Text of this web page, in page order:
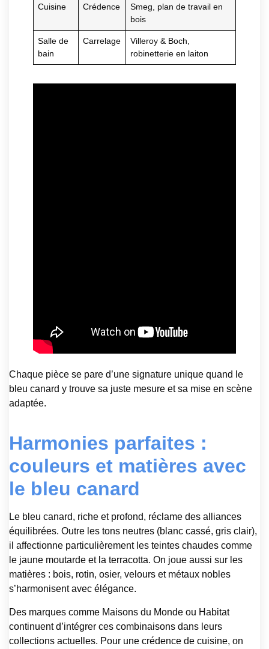
Cuisine Crédence
Smeg, plan de travail en
bois
Salle de
bain
Carrelage
Villeroy & Boch,
robinetterie en laiton
Chaque pièce se pare d’une signature unique quand le
bleu canard y trouve sa juste mesure et sa mise en scène
adaptée.
Harmonies parfaites :
couleurs et matières avec
le bleu canard
Le bleu canard, riche et profond, réclame des alliances
équilibrées. Outre les tons neutres (blanc cassé, gris clair),
il affectionne particulièrement les teintes chaudes comme
le jaune moutarde et la terracotta. On joue aussi sur les
matières : bois, rotin, osier, velours et métaux nobles
s’harmonisent avec élégance.
Des marques comme Maisons du Monde ou Habitat
continuent d’intégrer ces combinaisons dans leurs
collections actuelles. Pour une crédence de cuisine, on